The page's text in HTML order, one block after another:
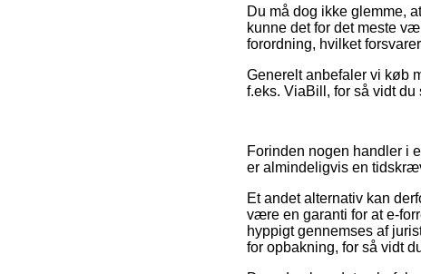
Du må dog ikke glemme,
kunne det for det meste
forordning, hvilket
Generelt anbefaler vi køb
f.eks. ViaBill, for så vidt
Forinden nogen handler i
er almindeligvis en
Et andet alternativ kan
være en garanti for at e-
hyppigt gennemses af
for opbakning, for så vidt